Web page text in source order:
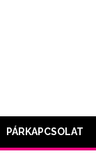
PÁRKAPCSOLAT